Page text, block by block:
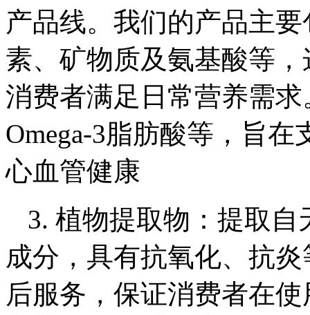
产品线。我们的产品主
素、矿物质及氨基酸等
消费者满足日常营养需
Omega-3脂肪酸等，旨
心血管健康
3. 植物提取物：提取
成分，具有抗氧化、抗
后服务，保证消费者在